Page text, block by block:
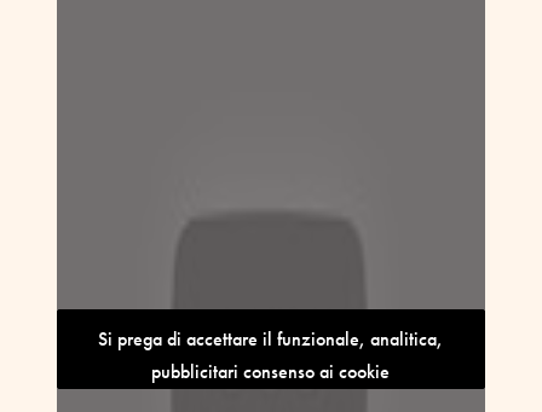
Si prega di accettare il funzionale, analitica,
pubblicitari consenso ai cookie